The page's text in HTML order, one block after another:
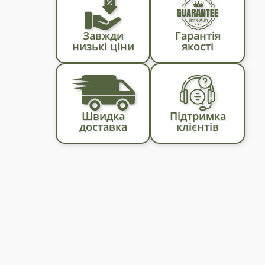
Завжди
низькі ціни
Гарантія
якості
Швидка
доставка
Підтримка
клієнтів